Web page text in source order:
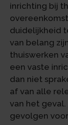
inrichting bij
duidelijkheid
van belang
thuiswerken
een vaste
dan niet
af van alle
van het
gevolgen